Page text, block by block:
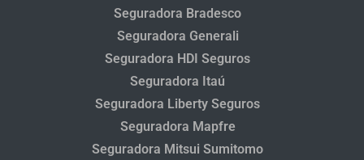
Seguradora Bradesco
Seguradora Generali
Seguradora HDI Seguros
Seguradora Itaú
Seguradora Liberty Seguros
Seguradora Mapfre
Seguradora Mitsui Sumitomo